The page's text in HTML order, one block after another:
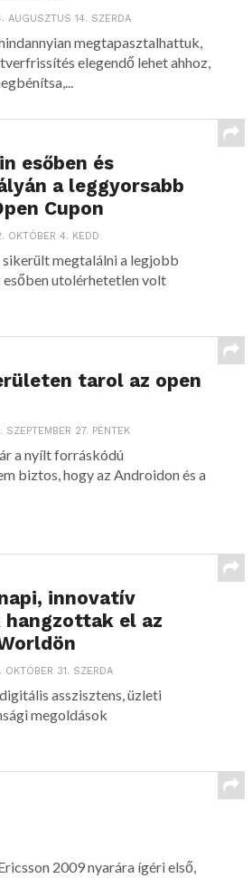
AUGUSZTUS 14. SZERDA
megtapasztalhattuk,
elegendő lehet ahhoz,
esőben és
a leggyorsabb
Cupon
OKTÓBER 4. KEDD
sikerült megtalálni a legjobb
utolérhetetlen volt
tarol az open
SZEPTEMBER 27. PÉNTEK
a nyílt forráskódú
biztos, hogy az Androidon és a
innovatív
hangzottak el az
OKTÓBER 31. SZERDA
asszisztens, üzleti
megoldások
2009 nyarára ígéri első,